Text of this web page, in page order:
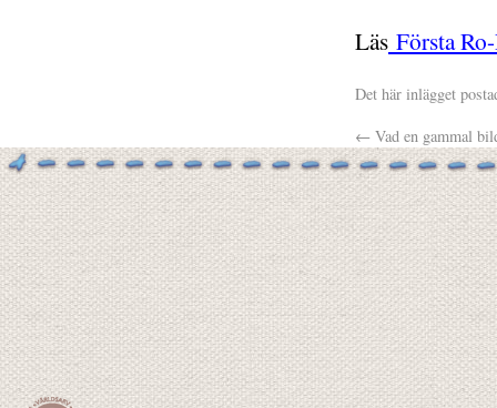
Läs Första
Det här inlägget
← Vad en gammal